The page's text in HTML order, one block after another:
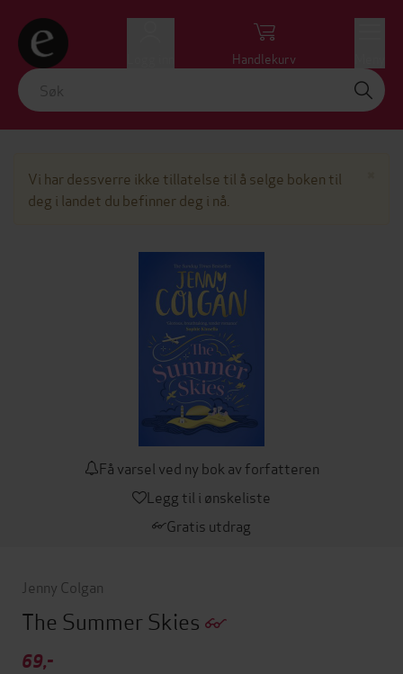
Handlekurv
Vi har dessverre ikke tillatelse til å selge boken til
deg i landet du befinner deg i nå.
Få varsel ved ny bok av forfatteren
Legg til i ønskeliste
Gratis utdrag
Jenny Colgan
The Summer Skies
69,-